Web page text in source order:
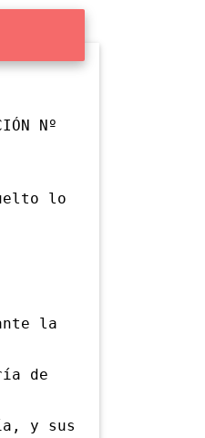
Nº
lo
la
de
y sus